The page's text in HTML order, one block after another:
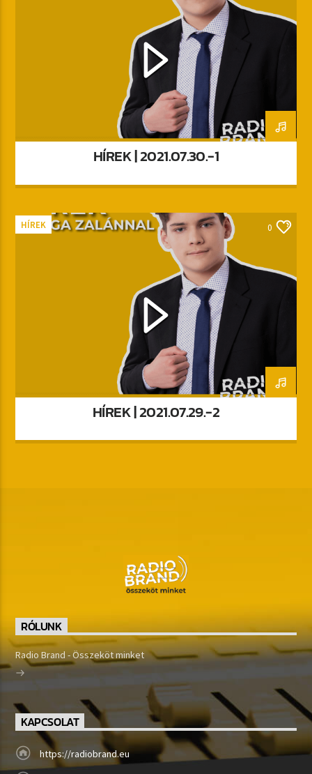
HÍREK | 2021.07.30.-1
HÍREK 0
HÍREK | 2021.07.29.-2
RÓLUNK
Radio Brand - Összeköt minket
KAPCSOLAT
https://radiobrand.eu